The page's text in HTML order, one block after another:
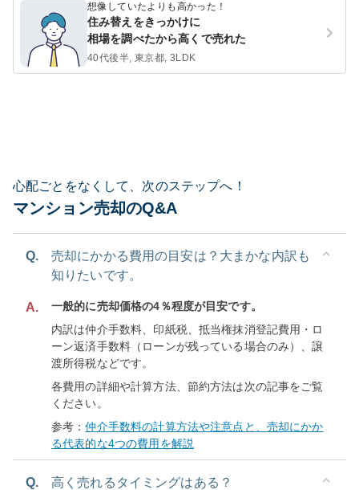
想像していたよりも高かった！
住み替えをきっかけに
相場を調べたから高くで売れた
40代後半, 東京都, 3LDK
心配ごとをなくして、次のステップへ！
マンション売却のQ&A
Q.
売却にかかる費用の目安は？大まかな内訳も
知りたいです。
A.
一般的に売却価格の4％程度が目安です。
内訳は仲介手数料、印紙税、抵当権抹消登記費用・ロ
ーン返済手数料（ローンが残っている場合のみ）、譲
渡所得税などです。
各費用の詳細や計算方法、節約方法は次の記事をご覧
ください。
参考：仲介手数料の計算方法や注意点と、売却にかか
る代表的な4つの費用を解説
Q. 高く売れるタイミングはある？